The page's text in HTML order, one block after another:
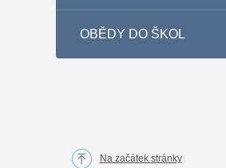
OBĚDY DO ŠKOL
Na začátek stránky